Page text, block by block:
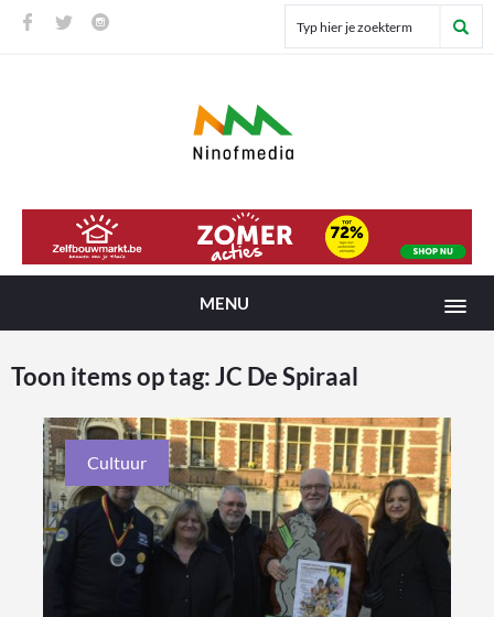
MENU
Toon items op tag:JC De Spiraal
Cultuur